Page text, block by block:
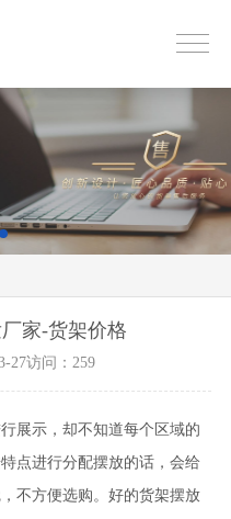
厂家-货架价格
27访问：259
展示，却不知道每个区域的
点进行分配摆放的话，会给
不方便选购。好的货架摆放